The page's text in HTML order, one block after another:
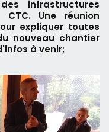
infrastructures
Une réunion
expliquer toutes
nouveau chantier
à venir;